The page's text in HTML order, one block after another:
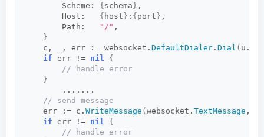
        Scheme:
{ schema } ,
        Host:
{ host } : { port } ,
        Path:
"/" ,
}
    c, _, err := websocket.
DefaultDialer . Dial ( u.
if err != nil
{
// handle error
}
        .......
// send message
    err := c.
WriteMessage ( websocket. TextMessage ,
if err != nil
{
// handle error